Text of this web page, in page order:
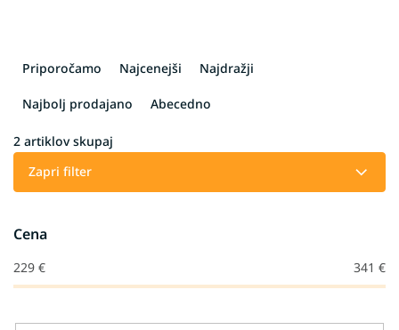
š
e
i
z
e
Priporočamo Najcenejši Najdražji
Najbolj prodajano Abecedno
2 artiklov skupaj
Zapri filter
Cena
229 € 341 €